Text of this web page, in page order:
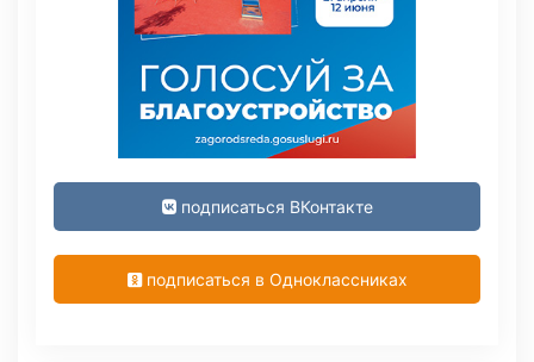
подписаться ВКонтакте
подписаться в Одноклассниках